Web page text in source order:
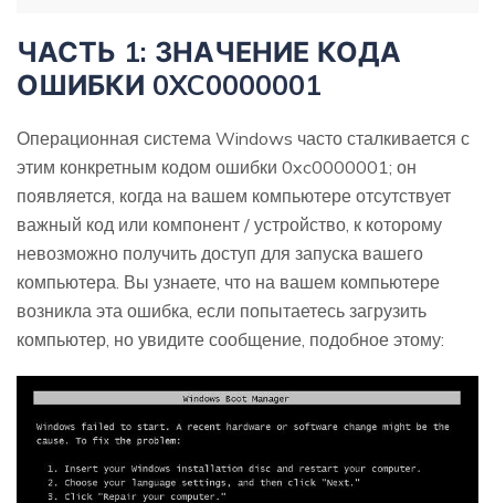
ЧАСТЬ 1: ЗНАЧЕНИЕ КОДА
ОШИБКИ 0XC0000001
Операционная система Windows часто сталкивается с
этим конкретным кодом ошибки 0xc0000001; он
появляется, когда на вашем компьютере отсутствует
важный код или компонент / устройство, к которому
невозможно получить доступ для запуска вашего
компьютера. Вы узнаете, что на вашем компьютере
возникла эта ошибка, если попытаетесь загрузить
компьютер, но увидите сообщение, подобное этому: